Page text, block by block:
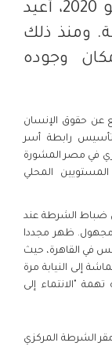
عماشة بكفالة. وفي 17 يونيو 2020، أعيد
ومنذ ذلك
وجوده
عن حقوق الإنسان
رابطة أسر
في مصر المشورة
المحلي
قبل ضباط الشرطة عند
ظهر مجددا
الخامس في القاهرة، حيث
في 13 أبريل، قُدم عماشة إلى النيابة مرة
"الانتماء إلى
مقر الشرطة المركزي